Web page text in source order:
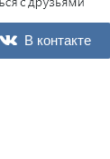
В контакте